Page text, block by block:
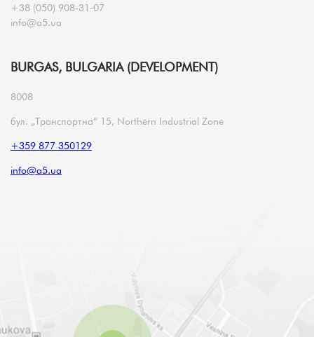
+38 (050) 908-31-07
info@a5.ua
BURGAS, BULGARIA (DEVELOPMENT)
8008
бул. „Транспортна“ 15, Northern Industrial Zone
+359 877 350129
info@a5.ua